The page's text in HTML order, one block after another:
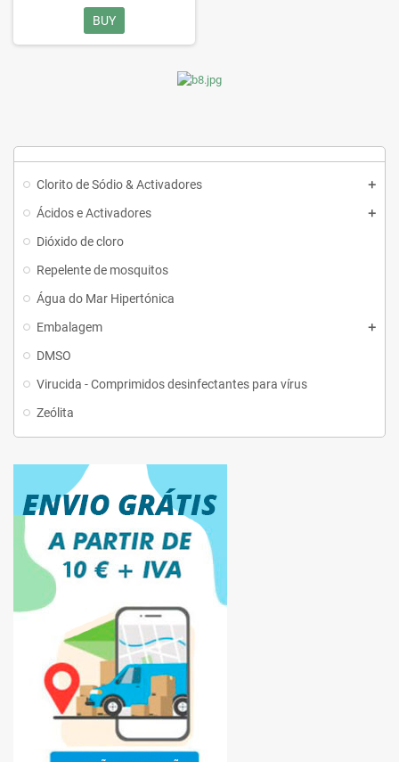
Clorito de Sódio & Activadores
Ácidos e Activadores
Dióxido de cloro
Repelente de mosquitos
Água do Mar Hipertónica
Embalagem
DMSO
Virucida - Comprimidos desinfectantes para vírus
Zeólita
BUY